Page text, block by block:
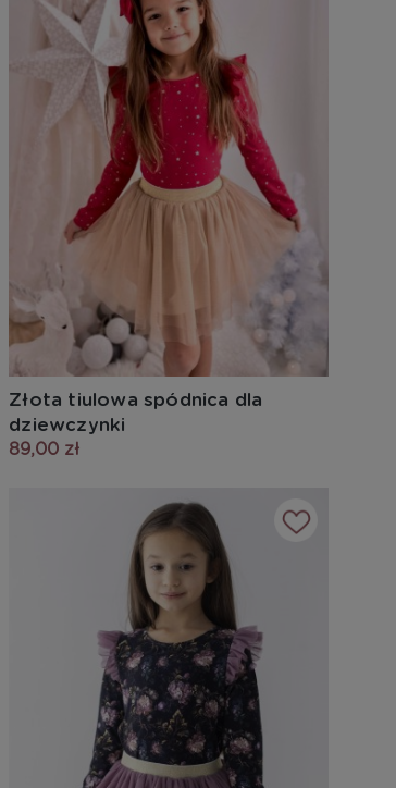
Złota tiulowa spódnica dla
dziewczynki
89,00 zł